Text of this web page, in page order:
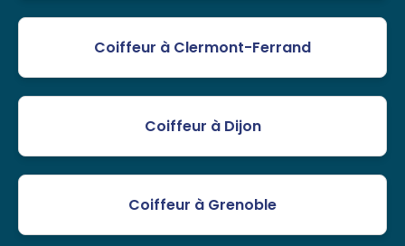
Coiffeur à Clermont-Ferrand
Coiffeur à Dijon
Coiffeur à Grenoble